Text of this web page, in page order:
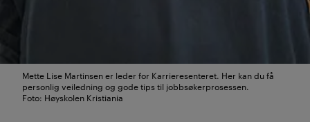
Mette Lise Martinsen er leder for Karrieresenteret. Her kan du få
personlig veiledning og gode tips til jobbsøkerprosessen.
Foto: Høyskolen Kristiania